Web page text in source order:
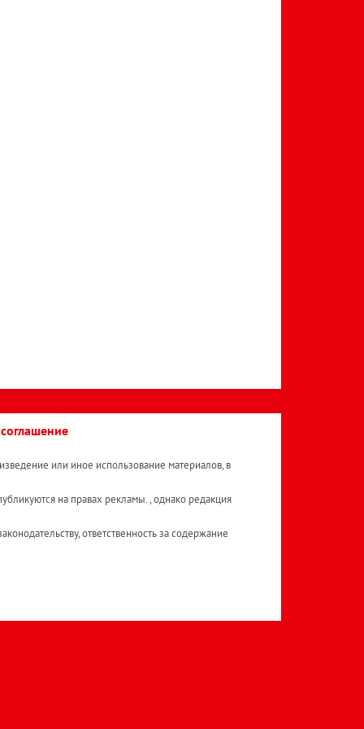
или иное использование материалов, в
на правах рекламы. , однако редакция
ответственность за содержание